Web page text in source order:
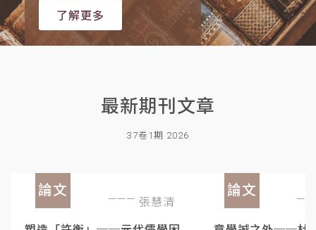
了解更多
最新期刊文章
37卷1期 2026
論文
張慧清
論文